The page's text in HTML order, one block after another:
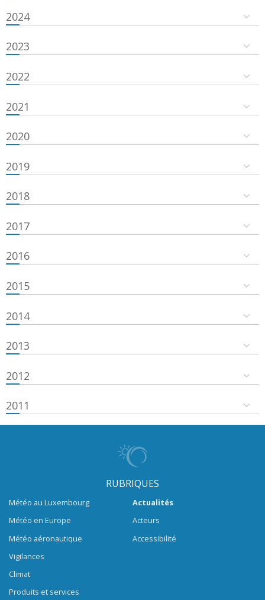
2024
2023
2022
2021
2020
2019
2018
2017
2016
2015
2014
2013
2012
2011
RUBRIQUES
Météo au Luxembourg
Météo en Europe
Météo aéronautique
Vigilances
Climat
Produits et services
Actualités
Acteurs
Accessibilité